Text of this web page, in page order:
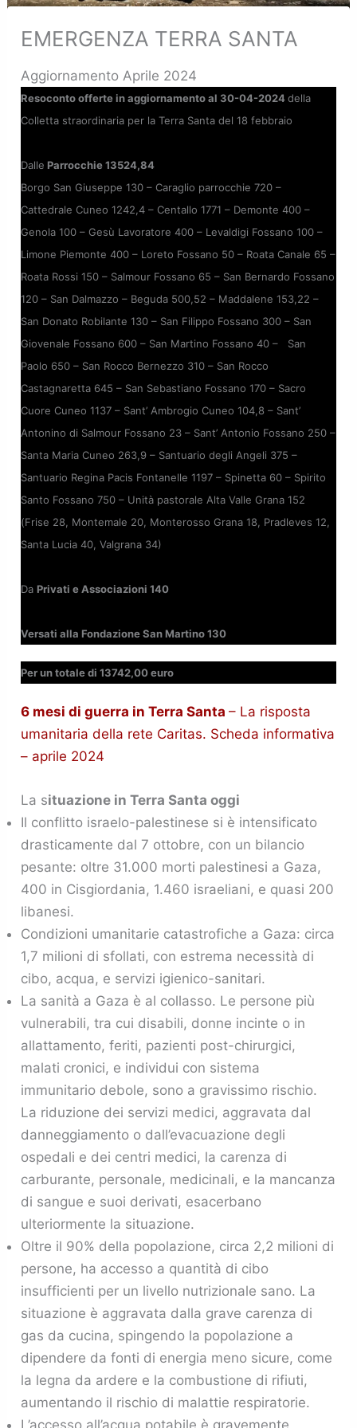
EMERGENZA TERRA SANTA
Aggiornamento Aprile 2024
Resoconto offerte in aggiornamento al 30-04-2024della
Colletta straordinaria per la Terra Santa del 18 febbraio
Dalle Parrocchie 13524,84
Borgo San Giuseppe 130 – Caraglio parrocchie 720 –
Cattedrale Cuneo 1242,4 – Centallo 1771 – Demonte 400 –
Genola 100 – Gesù Lavoratore 400 – Levaldigi Fossano 100 –
Limone Piemonte 400 – Loreto Fossano 50 – Roata Canale 65 –
Roata Rossi 150 – Salmour Fossano 65 – San Bernardo Fossano
120 – San Dalmazzo – Beguda 500,52 – Maddalene 153,22 –
San Donato Robilante 130 – San Filippo Fossano 300 – San
Giovenale Fossano 600 – San Martino Fossano 40 – San
Paolo 650 – San Rocco Bernezzo 310 – San Rocco
Castagnaretta 645 – San Sebastiano Fossano 170 – Sacro
Cuore Cuneo 1137 – Sant’ Ambrogio Cuneo 104,8 – Sant’
Antonino di Salmour Fossano 23 – Sant’ Antonio Fossano 250 –
Santa Maria Cuneo 263,9 – Santuario degli Angeli 375 –
Santuario Regina Pacis Fontanelle 1197 – Spinetta 60 – Spirito
Santo Fossano 750 – Unità pastorale Alta Valle Grana 152
(Frise 28, Montemale 20, Monterosso Grana 18, Pradleves 12,
Santa Lucia 40, Valgrana 34)
DaPrivati e Associazioni 140
Versati alla Fondazione San Martino 130
Per un totale di 13742,00 euro
6 mesi di guerra in Terra Santa– La risposta
umanitaria della rete Caritas. Scheda informativa
– aprile 2024
La situazione in Terra Santa oggi
Il conflitto israelo-palestinese si è intensificato
drasticamente dal 7 ottobre, con un bilancio
pesante: oltre 31.000 morti palestinesi a Gaza,
400 in Cisgiordania, 1.460 israeliani, e quasi 200
libanesi.
Condizioni umanitarie catastrofiche a Gaza: circa
1,7 milioni di sfollati, con estrema necessità di
cibo, acqua, e servizi igienico-sanitari.
La sanità a Gaza è al collasso. Le persone più
vulnerabili, tra cui disabili, donne incinte o in
allattamento, feriti, pazienti post-chirurgici,
malati cronici, e individui con sistema
immunitario debole, sono a gravissimo rischio.
La riduzione dei servizi medici, aggravata dal
danneggiamento o dall’evacuazione degli
ospedali e dei centri medici, la carenza di
carburante, personale, medicinali, e la mancanza
di sangue e suoi derivati, esacerbano
ulteriormente la situazione.
Oltre il 90% della popolazione, circa 2,2 milioni di
persone, ha accesso a quantità di cibo
insufficienti per un livello nutrizionale sano. La
situazione è aggravata dalla grave carenza di
gas da cucina, spingendo la popolazione a
dipendere da fonti di energia meno sicure, come
la legna da ardere e la combustione di rifiuti,
aumentando il rischio di malattie respiratorie.